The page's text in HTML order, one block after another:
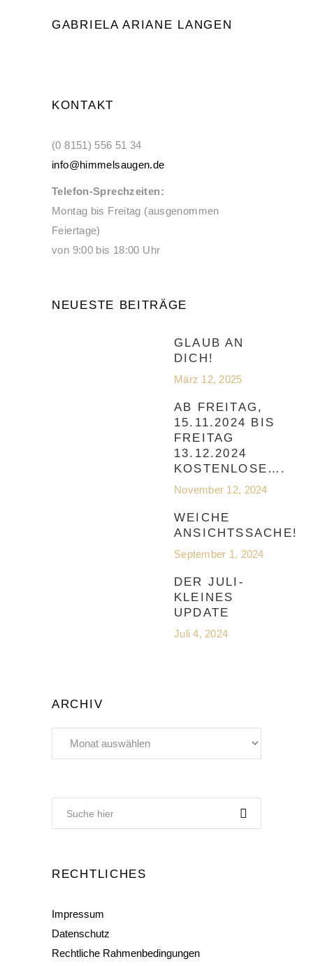
GABRIELA ARIANE LANGEN
KONTAKT
(0 8151) 556 51 34
info@himmelsaugen.de
Telefon-Sprechzeiten:
Montag bis Freitag (ausgenommen
Feiertage)
von 9:00 bis 18:00 Uhr
NEUESTE BEITRÄGE
GLAUB AN
DICH!
März 12, 2025
AB FREITAG,
15.11.2024 BIS
FREITAG
13.12.2024
KOSTENLOSE….
November 12, 2024
WEICHE
ANSICHTSSACHE!
September 1, 2024
DER JULI-
KLEINES
UPDATE
Juli 4, 2024
ARCHIV
Archiv
RECHTLICHES
Impressum
Datenschutz
Rechtliche Rahmenbedingungen